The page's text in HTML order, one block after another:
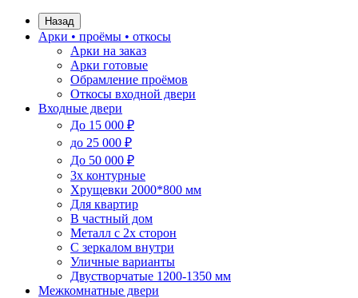
Назад
Арки • проёмы • откосы
Арки на заказ
Арки готовые
Обрамление проёмов
Откосы входной двери
Входные двери
До 15 000 ₽
до 25 000 ₽
До 50 000 ₽
3х контурные
Хрущевки 2000*800 мм
Для квартир
В частный дом
Металл с 2х сторон
С зеркалом внутри
Уличные варианты
Двустворчатые 1200-1350 мм
Межкомнатные двери